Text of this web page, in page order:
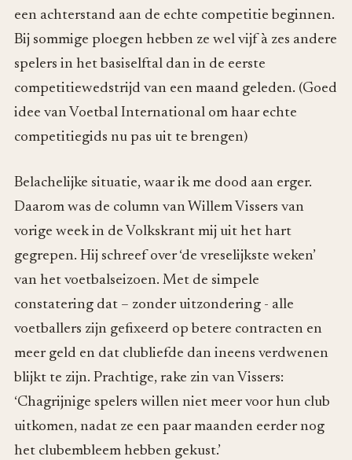
een achterstand aan de echte competitie beginnen.
Bij sommige ploegen hebben ze wel vijf à zes andere
spelers in het basiselftal dan in de eerste
competitiewedstrijd van een maand geleden. (Goed
idee van Voetbal International om haar echte
competitiegids nu pas uit te brengen)
Belachelijke situatie, waar ik me dood aan erger.
Daarom was de column van Willem Vissers van
vorige week in de Volkskrant mij uit het hart
gegrepen. Hij schreef over ‘de vreselijkste weken’
van het voetbalseizoen. Met de simpele
constatering dat – zonder uitzondering - alle
voetballers zijn gefixeerd op betere contracten en
meer geld en dat clubliefde dan ineens verdwenen
blijkt te zijn. Prachtige, rake zin van Vissers:
‘Chagrijnige spelers willen niet meer voor hun club
uitkomen, nadat ze een paar maanden eerder nog
het clubembleem hebben gekust.’